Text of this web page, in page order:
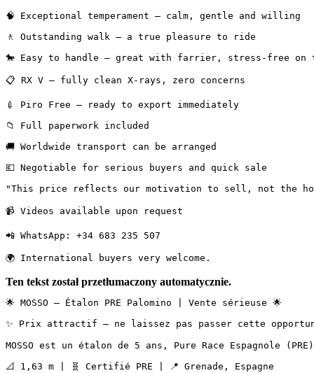
🧠 Exceptional temperament — calm, gentle and willing
🚶 Outstanding walk — a true pleasure to ride
🐎 Easy to handle — great with farrier, stress-free on
📋 RX V — fully clean X-rays, zero concerns
💉 Piro Free — ready to export immediately
📁 Full paperwork included
🚚 Worldwide transport can be arranged
💶 Negotiable for serious buyers and quick sale
"This price reflects our motivation to sell, not the
📹 Videos available upon request
📲 WhatsApp: +34 683 235 507
🌍 International buyers very welcome.
Ten tekst został przetłumaczony automatycznie.
🌟 MOSSO — Étalon PRE Palomino | Vente sérieuse 🌟
✨ Prix attractif — ne laissez pas passer cette
MOSSO est un étalon de 5 ans, Pure Race Espagnole
📐 1,63 m | 🧬 Certifié PRE | 📍 Grenade, Espagne